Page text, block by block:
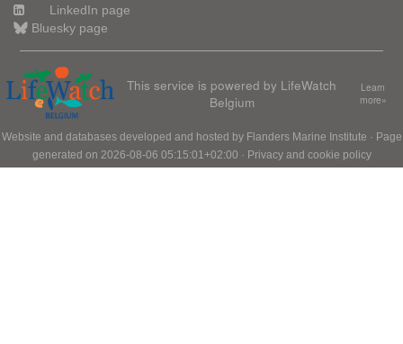
LinkedIn page
Bluesky page
This service is powered by LifeWatch
Belgium
Learn
more»
Website and databases developed and hosted by Flanders Marine Institute · Page
generated on 2026-08-06 05:15:01+02:00 · Privacy and cookie policy